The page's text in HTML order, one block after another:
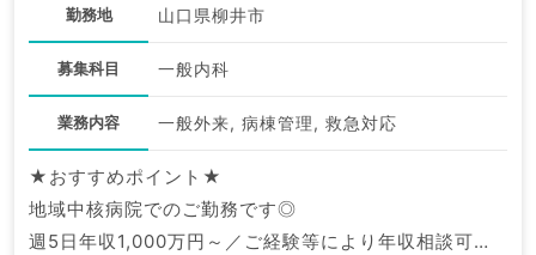
勤務地 山口県柳井市
募集科目 一般内科
業務内容 一般外来, 病棟管理, 救急対応
★おすすめポイント★
地域中核病院でのご勤務です◎
週5日年収1,000万円～／ご経験等により年収相談可能